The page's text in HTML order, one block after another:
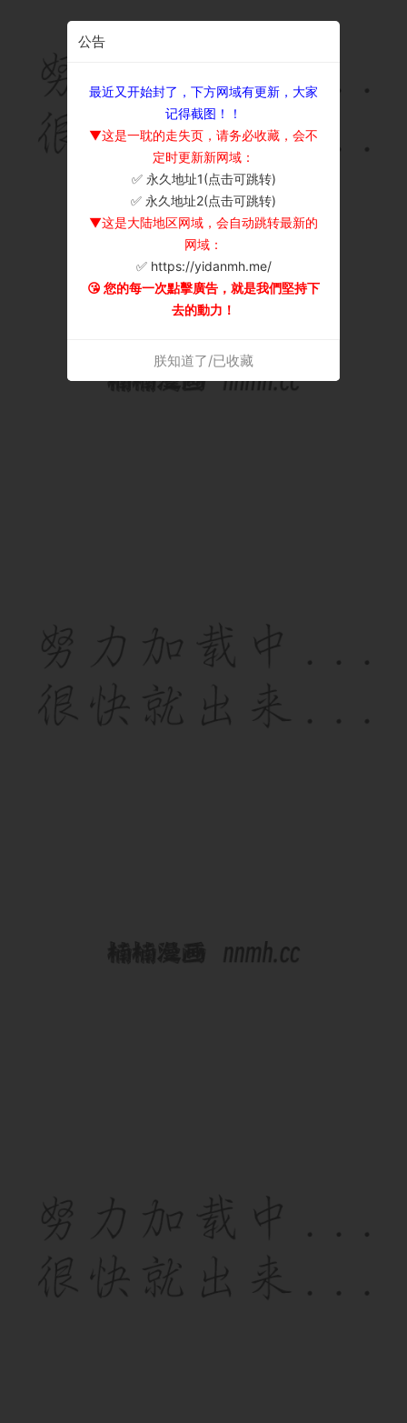
公告
最近又开始封了，下方网域有更新，大家
记得截图！！
▼这是一耽的走失页，请务必收藏，会不
定时更新新网域：
✅ 永久地址1(点击可跳转)
✅ 永久地址2(点击可跳转)
▼这是大陆地区网域，会自动跳转最新的
网域：
✅ https://yidanmh.me/
😘 您的每一次點擊廣告，就是我們堅持下
去的動力！
朕知道了/已收藏